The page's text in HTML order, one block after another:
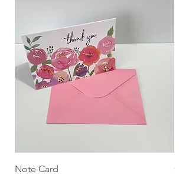
Note Card